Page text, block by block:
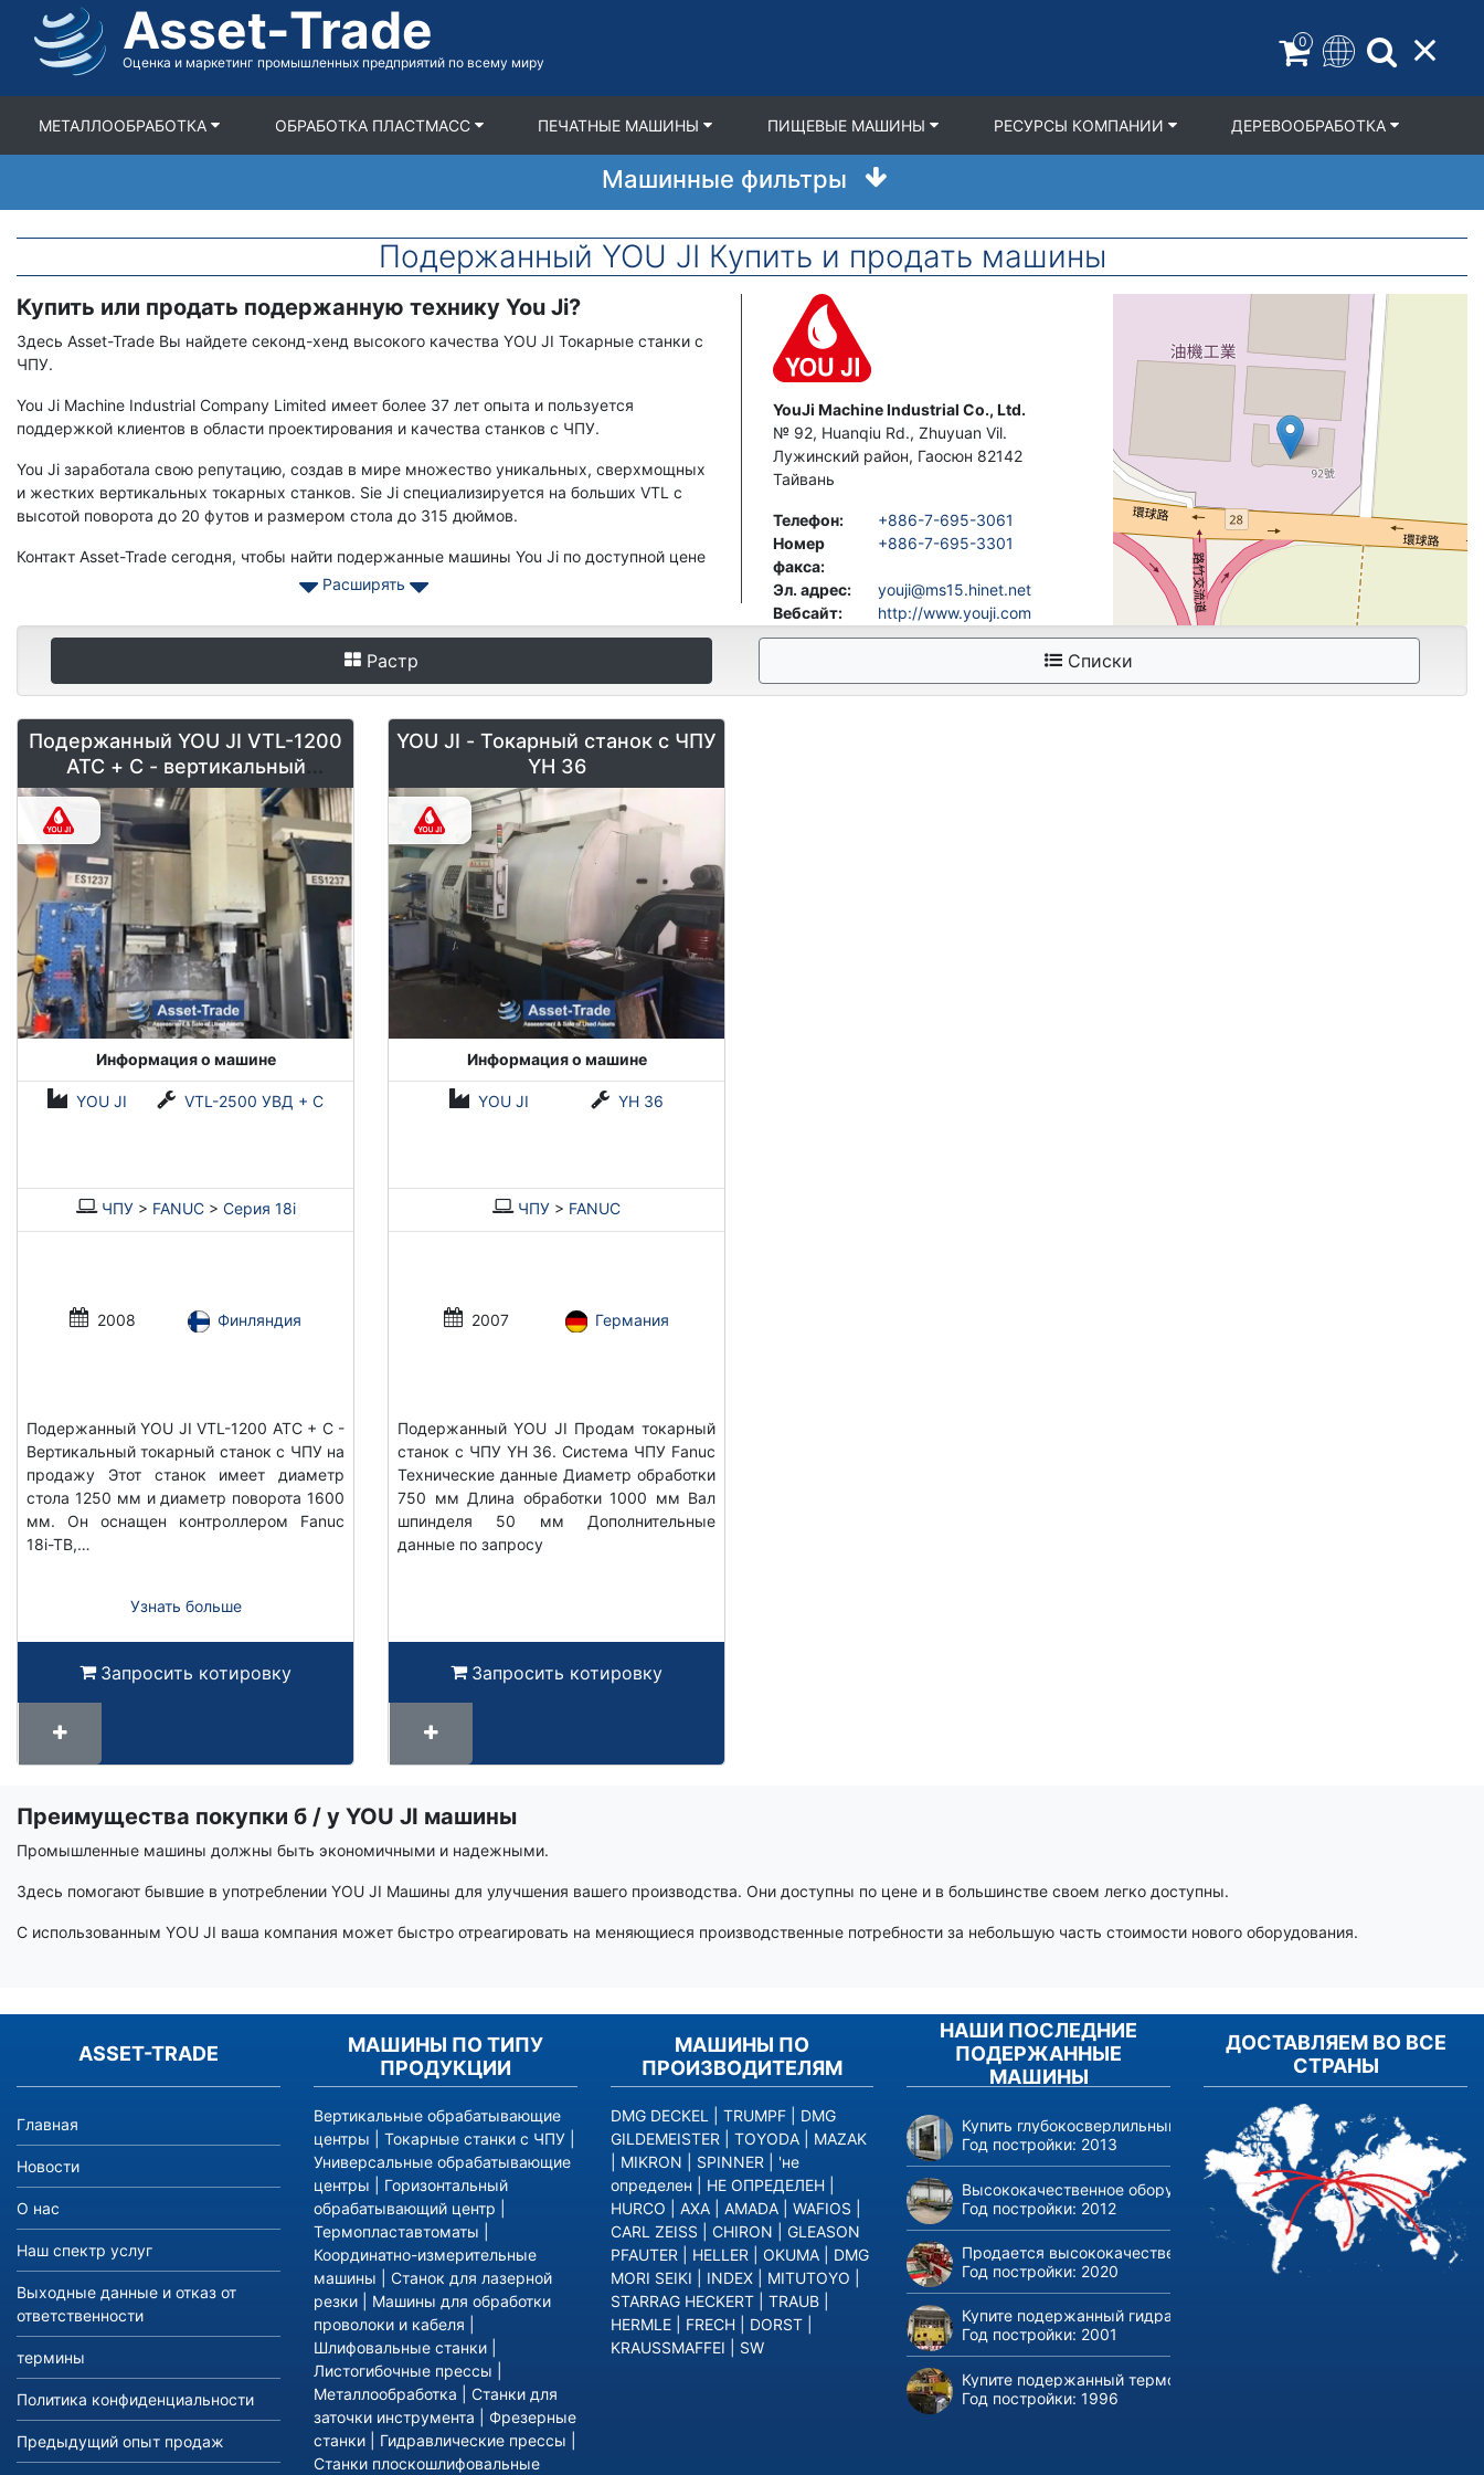
Перейти
содержимому
Asset-Trade
Оценка и маркетинг промышленных предприятий по всему миру
0
МЕТАЛЛООБРАБОТКА ОБРАБОТКА ПЛАСТМАСС ПЕЧАТНЫЕ МАШИНЫ ПИЩЕВЫЕ МАШИНЫ РЕСУРСЫ КОМПАНИИ ДЕРЕВООБРАБОТКА
Машинные фильтры
Подержанный YOU JI Купить и продать машины
Срок
Купить или продать подержанную технику You Ji?
Здесь Asset-Trade Вы найдете секонд-хенд высокого качества YOU JI Токарные станки с
ЧПУ.
You Ji Machine Industrial Company Limited имеет более 37 лет опыта и пользуется
поддержкой клиентов в области проектирования и качества станков с ЧПУ.
You Ji заработала свою репутацию, создав в мире множество уникальных, сверхмощных
и жестких вертикальных токарных станков. Sie Ji специализируется на больших VTL с
высотой поворота до 20 футов и размером стола до 315 дюймов.
Контакт Asset-Trade сегодня, чтобы найти подержанные машины You Ji по доступной цене
Расширять
Фото товара
Адрес
YouJi Machine Industrial Co., Ltd.
№ 92, Huanqiu Rd., Zhuyuan Vil.
Лужинский район, Гаосюн 82142
Тайвань
Телефон:
+886-7-695-3061
Номер
факса:
+886-7-695-3301
Эл. адрес:
youji@ms15.hinet.net
Вебсайт: http://www.youji.com
Растр Списки
Подержанный YOU JI VTL-1200
ATC + C - вертикальный
токарный станок с ЧПУ
Информация о машине
YOU JI VTL-2500 УВД + С
ЧПУ> FANUC> Серия 18i
2008 Финляндия
Подержанный YOU JI VTL-1200 ATC + C -
Вертикальный токарный станок с ЧПУ на
продажу Этот станок имеет диаметр
стола 1250 мм и диаметр поворота 1600
мм. Он оснащен контроллером Fanuc
18i-TB,…
Узнать больше
Запросить котировку
YOU JI - Токарный станок с ЧПУ
YH 36
Информация о машине
YOU JI YH 36
ЧПУ > FANUC
2007 Германия
Подержанный YOU JI Продам токарный
станок с ЧПУ YH 36. Система ЧПУ Fanuc
Технические данные Диаметр обработки
750 мм Длина обработки 1000 мм Вал
шпинделя 50 мм Дополнительные
данные по запросу
Запросить котировку
Срок
Преимущества покупки б / у YOU JI машины
Промышленные машины должны быть экономичными и надежными.
Здесь помогают бывшие в употреблении YOU JI Машины для улучшения вашего производства. Они доступны по цене и в большинстве своем легко доступны.
С использованным YOU JI ваша компания может быстро отреагировать на меняющиеся производственные потребности за небольшую часть стоимости нового оборудования.
ASSET-TRADE
Главная
Новости
О нас
Наш спектр услуг
Выходные данные и отказ от
ответственности
термины
Политика конфиденциальности
Предыдущий опыт продаж
НАШИ ПОСЛЕДНИЕ
ПОДЕРЖАННЫЕ
МАШИНЫ
Купить глубокосверлильный станок RASOMA FZS 3200 (год
Год постройки: 2013
Высококачественное оборудование для производства и
Год постройки: 2012
Продается высококачественный трубогибочный станок с ЧПУ
Год постройки: 2020
Купите подержанный гидравлический пресс ONAPRES
Год постройки: 2001
Купите подержанный термопластавтомат Husky E 3150 RS 170/155.
Год постройки:1996
МАШИНЫ ПО ТИПУ
ПРОДУКЦИИ
Вертикальные обрабатывающие
центры
Токарные станки с ЧПУ
Универсальные обрабатывающие
центры
Горизонтальный
обрабатывающий центр
Термопластавтоматы
Координатно-измерительные
машины
Станок для лазерной
резки
Машины для обработки
проволоки и кабеля
Шлифовальные станки
Листогибочные прессы
Металлообработка
Станки для
заточки инструмента
Фрезерные
станки
Гидравлические прессы
Станки плоскошлифовальные
МАШИНЫ ПО
ПРОИЗВОДИТЕЛЯМ
DMG DECKEL TRUMPF
DMG
GILDEMEISTER
TOYODA
MAZAK
MIKRON SPINNER
'не
определен
НЕ ОПРЕДЕЛЕН
HURCO
AXA AMADA WAFIOS
CARL ZEISS
CHIRON
GLEASON
PFAUTER
HELLER OKUMA
DMG
MORI SEIKI
INDEX MITUTOYO
STARRAG HECKERT
TRAUB
HERMLE
FRECH DORST
KRAUSSMAFFEI
SW
ДОСТАВЛЯЕМ ВО ВСЕ
СТРАНЫ